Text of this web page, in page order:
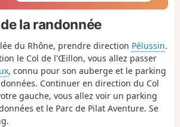
la randonnée
du Rhône, prendre direction Pélussin.
le Col de l'Œillon, vous allez passer
, connu pour son auberge et le parking
Continuer en direction du Col
gauche, vous allez voir un parking
et le Parc de Pilat Aventure. Se